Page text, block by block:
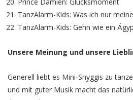
TanzAlarm-Kids: Was ich nur
TanzAlarm-Kids: Gehn wie ein
Unsere Meinung und unsere
Generell liebt es Mini-Snyggis zu
und mit guter Musik macht das